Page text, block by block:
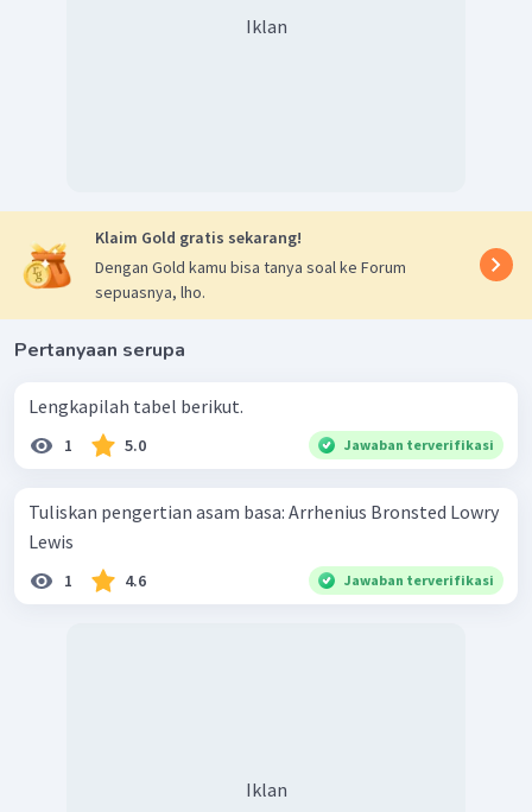
Iklan
Klaim Gold gratis sekarang!
Dengan Gold kamu bisa tanya soal ke Forum
sepuasnya, lho.
Pertanyaan serupa
Lengkapilah tabel berikut.
1 5.0 Jawaban terverifikasi
Tuliskan pengertian asam basa: Arrhenius Bronsted Lowry
Lewis
1 4.6 Jawaban terverifikasi
Iklan